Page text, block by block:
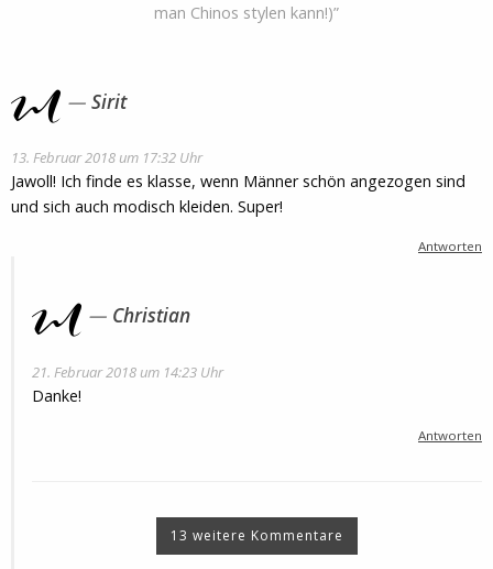
man Chinos stylen kann!)”
Sirit
13. Februar 2018 um 17:32 Uhr
Jawoll! Ich finde es klasse, wenn Männer schön angezogen sind
und sich auch modisch kleiden. Super!
Antworten
Christian
21. Februar 2018 um 14:23 Uhr
Danke!
Antworten
13 weitere Kommentare